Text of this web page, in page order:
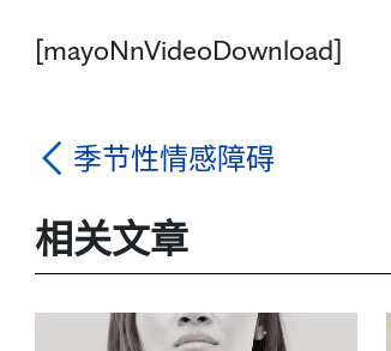
[mayoNnVideoDownload]
季节性情感障碍
相关文章